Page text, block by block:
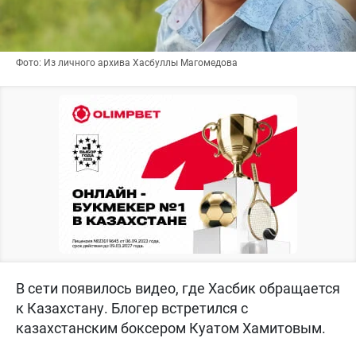
Фото: Из личного архива Хасбуллы Магомедова
В сети появилось видео, где Хасбик обращается
к Казахстану. Блогер встретился с
казахстанским боксером Куатом Хамитовым.